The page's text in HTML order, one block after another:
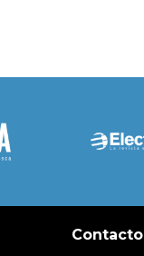
Contacto